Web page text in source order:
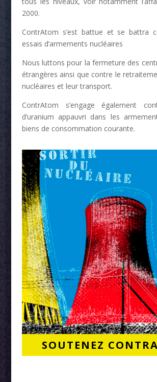
2000.
ContrAtom s’est battue et se battra
essais d’armements nucléaires
Nous luttons pour la fermeture des
étrangères ainsi que contre le
nucléaires et leur transport.
ContrAtom s’engage également
d’uranium appauvri dans les
biens de consommation courante.
SOUTENEZ